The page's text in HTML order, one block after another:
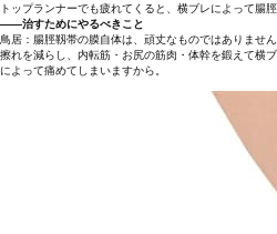
トップランナーでも疲れてくると、横ブレによって腸
――治すためにやるべきこと
鳥居：腸脛靱帯の膜自体は、頑丈なものではありませ
擦れを減らし、内転筋・お尻の筋肉・体幹を鍛えて横
によって痛めてしまいますから。